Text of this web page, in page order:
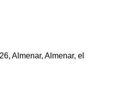
Almenar, Almenar, el